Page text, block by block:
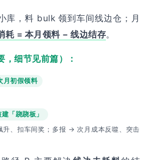
库，料 bulk 领到车间线边仓；月
耗 = 本月领料 − 线边结存。
，细节见前篇）：
月初假领料
「跷跷板」
、扣车间奖；多报 → 次月成本反噬、突击